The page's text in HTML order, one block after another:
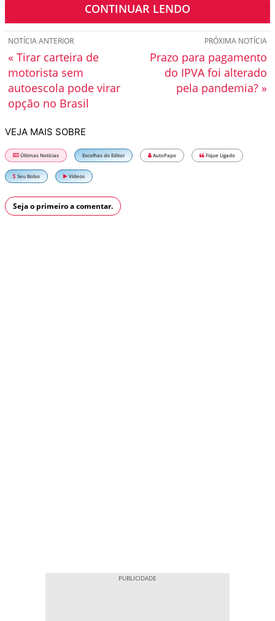
CONTINUAR LENDO
PRÓXIMA NOTÍCIA
Prazo para pagamento
do IPVA foi alterado
pela pandemia? »
NOTÍCIA ANTERIOR
« Tirar carteira de
motorista sem
autoescola pode virar
opção no Brasil
VEJA MAIS SOBRE
Últimas Notícias Escolhas do Editor AutoPapo Fique Ligado
Seu Bolso Vídeos
Seja o primeiro a comentar.